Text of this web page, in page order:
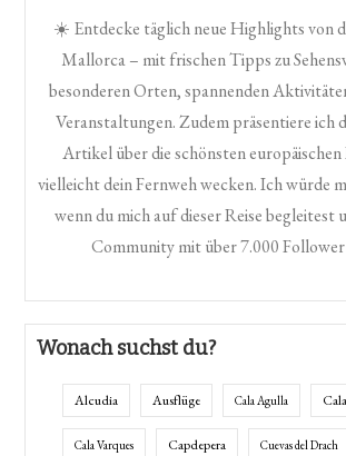
☀️ Entdecke täglich neue Highlights von
Mallorca – mit frischen Tipps zu
besonderen Orten, spannenden
Veranstaltungen. Zudem präsentiere ich
Artikel über die schönsten europäischen
vielleicht dein Fernweh wecken. Ich würde
wenn du mich auf dieser Reise begleitest
Community mit über 7.000
Wonach suchst du?
Alcudia Ausflüge Cala Agulla
Cala Varques Capdepera Cuevas del Drach